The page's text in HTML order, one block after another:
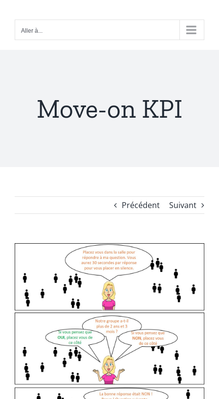
contenuAller à...
Move-on KPI
Précédent Suivant
agrandie